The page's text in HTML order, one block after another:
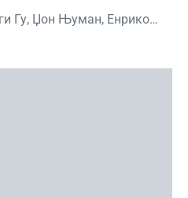
Гу, Џон Њуман, Енрико…